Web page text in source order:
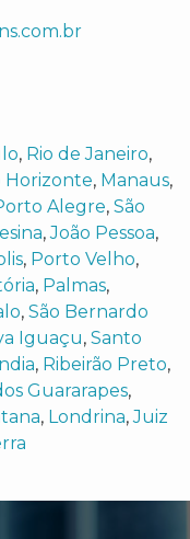
, Rio de Janeiro,
Horizonte, Manaus,
Alegre, São
,João Pessoa,
, Porto Velho,
, Palmas,
, São Bernardo
Iguaçu, Santo
, Ribeirão Preto,
Guararapes,
, Londrina,Juiz